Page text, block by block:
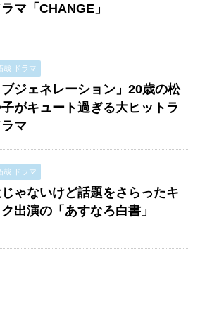
マ「CHANGE」
哉 ドラマ
ブジェネレーション」20歳の松
がキュート過ぎる大ヒットラ
マ
哉 ドラマ
ゃないけど話題をさらったキ
出演の「あすなろ白書」